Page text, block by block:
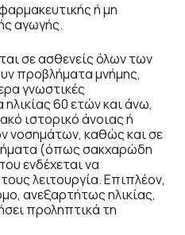
ή μη
αγωγής​.
σε ασθενείς όλων των
προβλήματα μνήμης,
γνωστικές
60 ετών και άνω,
ιστορικό άνοιας ή
νοσημάτων, καθώς και σε
(όπως σακχαρώδη
ενδέχεται να
λειτουργία. Επιπλέον,
ανεξαρτήτως ηλικίας,
προληπτικά τη